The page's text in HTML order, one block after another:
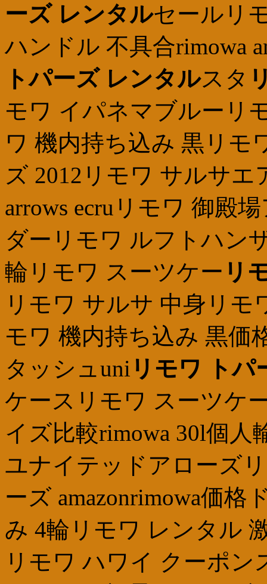
ーズ レンタルセールリ
ハンドル 不具合rimowa
トパーズ レンタルスタ
モワ イパネマブルーリ
ワ 機内持ち込み 黒リモ
ズ 2012リモワ サルサエ
arrows ecruリモワ 御殿
ダーリモワ ルフトハン
輪リモワ スーツケー リ
リモワ サルサ 中身リ
モワ 機内持ち込み 黒価
タッシュuni リモワ トパ
ケースリモワ スーツケ
イズ比較rimowa 30l個
ユナイテッドアローズ
ーズ amazonrimowa価
み 4輪リモワ レンタル
リモワ ハワイ クーポン